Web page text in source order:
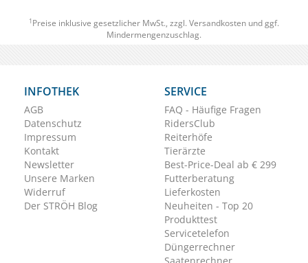
1 Preise inklusive gesetzlicher MwSt., zzgl. Versandkosten und ggf.
Mindermengenzuschlag.
INFOTHEK
AGB
Datenschutz
Impressum
Kontakt
Newsletter
Unsere Marken
Widerruf
Der STRÖH Blog
SERVICE
FAQ - Häufige Fragen
RidersClub
Reiterhöfe
Tierärzte
Best-Price-Deal ab € 299
Futterberatung
Lieferkosten
Neuheiten - Top 20
Produkttest
Servicetelefon
Düngerrechner